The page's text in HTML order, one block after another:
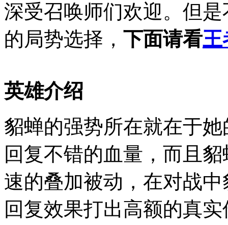
深受召唤师们欢迎。但
的局势选择， 下面请看王
英雄介绍
貂蝉的强势所在就在于
回复不错的血量，而且
速的叠加被动，在对战
回复效果打出高额的真